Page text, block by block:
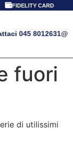
FIDELITY CARD
045 8012631@
fuori
di utilissimi